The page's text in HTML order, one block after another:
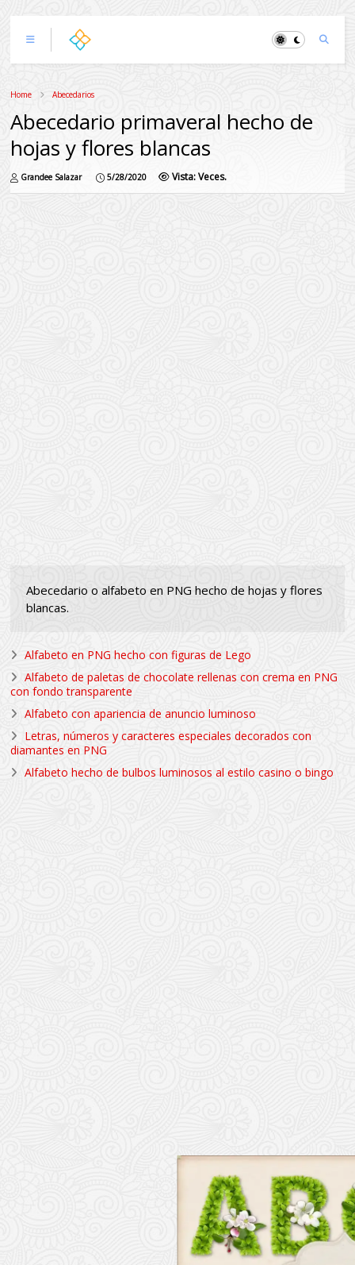
Home Abecedarios
Abecedario primaveral hecho de
hojas y flores blancas
Grandee Salazar 5/28/2020 Vista:Veces.
Abecedario o alfabeto en PNG hecho de hojas y flores
blancas.
Alfabeto en PNG hecho con figuras de Lego
Alfabeto de paletas de chocolate rellenas con crema en PNG
con fondo transparente
Alfabeto con apariencia de anuncio luminoso
Letras, números y caracteres especiales decorados con
diamantes en PNG
Alfabeto hecho de bulbos luminosos al estilo casino o bingo